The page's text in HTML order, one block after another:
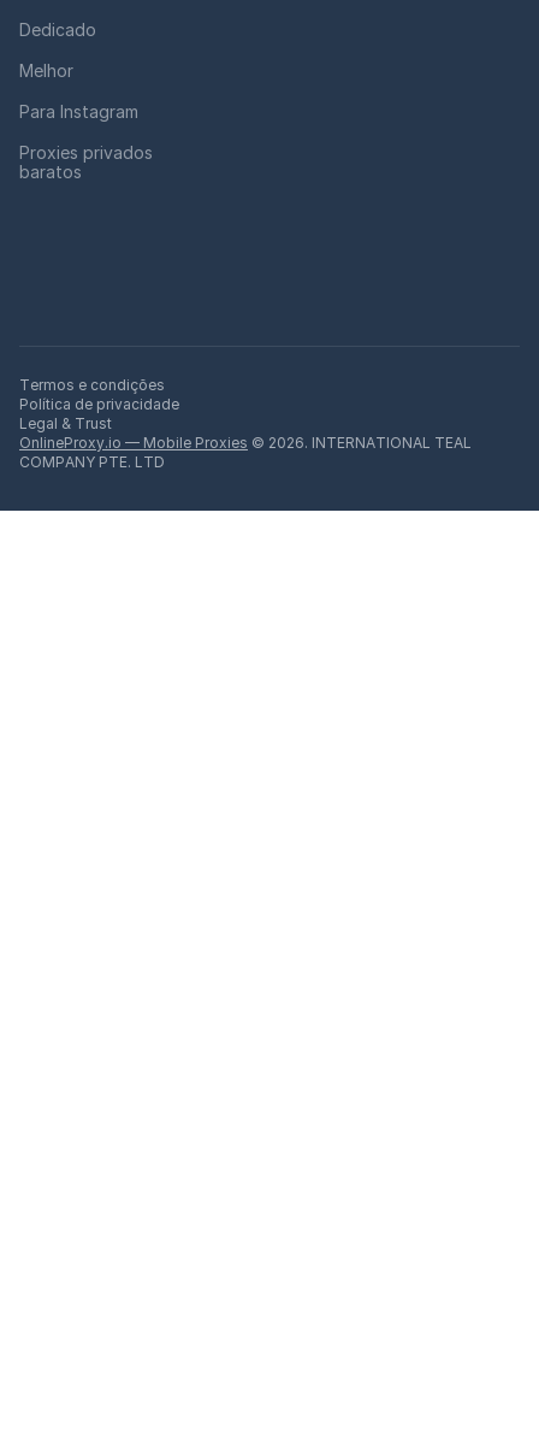
Dedicado
Melhor
Para Instagram
Proxies privados
baratos
Termos e condições
Política de privacidade
Legal & Trust
OnlineProxy.io — Mobile Proxies © 2026. INTERNATIONAL TEAL
COMPANY PTE. LTD